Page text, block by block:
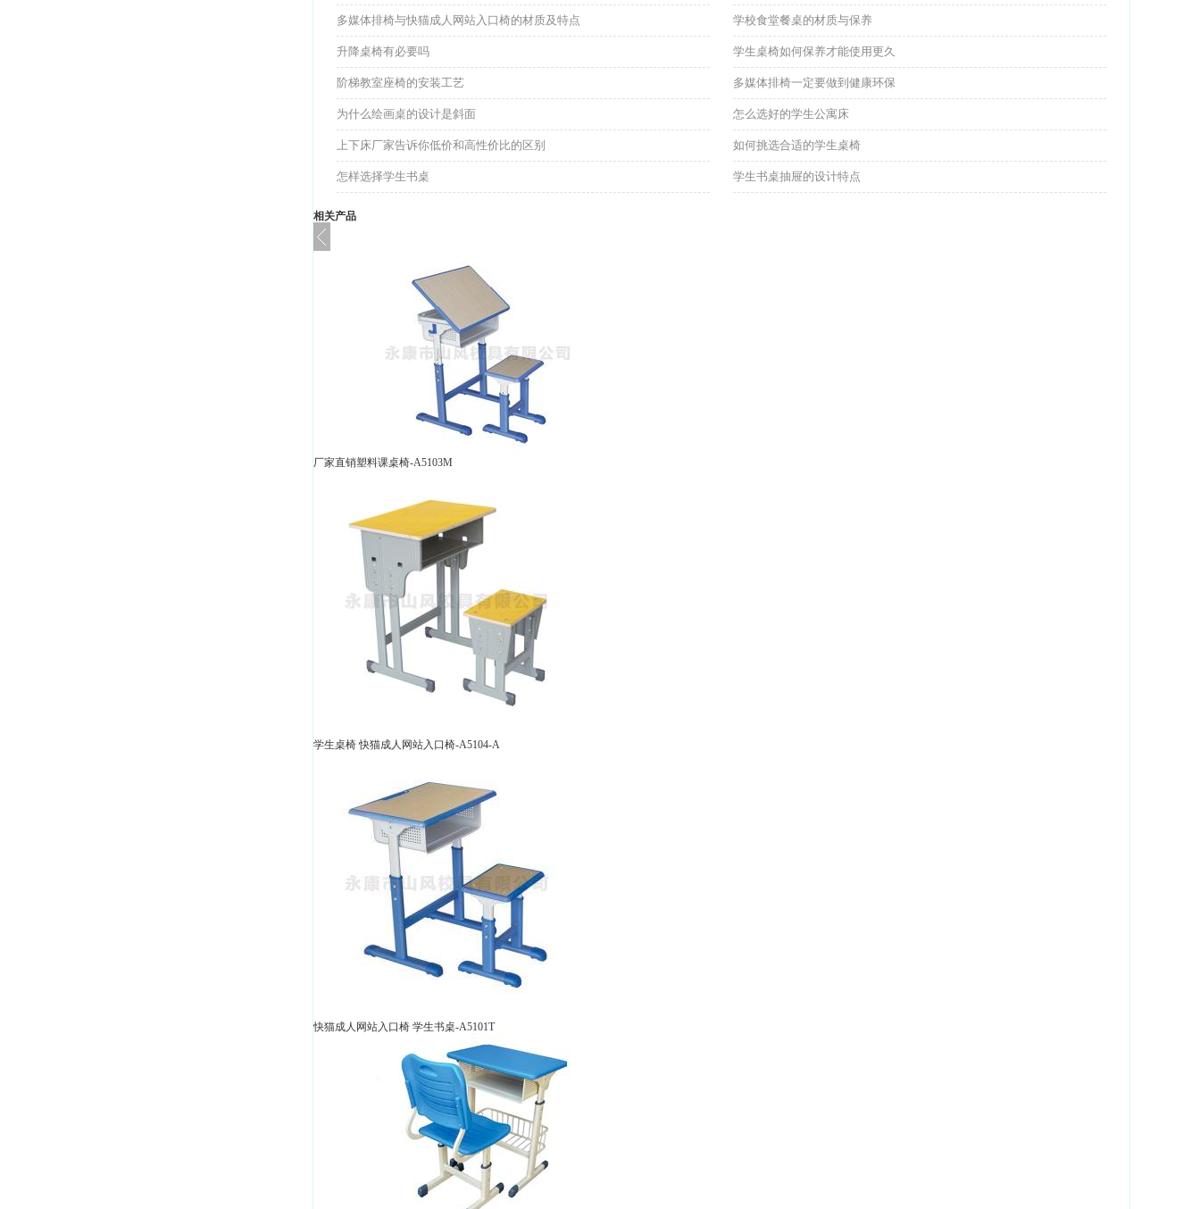
多媒体排椅与快猫成人网站入口椅的材质及特点 学校食堂餐桌的材质与保养
升降桌椅有必要吗 学生桌椅如何保养才能使用更久
阶梯教室座椅的安装工艺 多媒体排椅一定要做到健康环保
为什么绘画桌的设计是斜面 怎么选好的学生公寓床
上下床厂家告诉你低价和高性价比的区别 如何挑选合适的学生桌椅
怎样选择学生书桌 学生书桌抽屉的设计特点
相关产品
厂家直销塑料课桌椅-A5103M
学生桌椅 快猫成人网站入口椅-A5104-A
快猫成人网站入口椅 学生书桌-A5101T